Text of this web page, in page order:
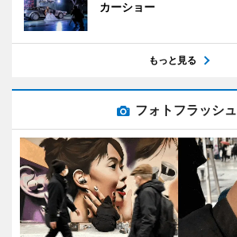
カーショー
もっと見る
フォトフラッシュ